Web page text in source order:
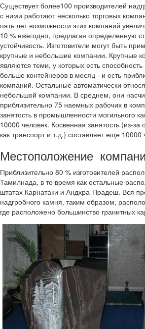
Существует более100 производителей
с ними работают несколько торговых
пять лет возможности этих компаний
10 % ежегодно, предлагая определенную
устойчивость. Изготовители могут быть
крупные и небольшие компании. Крупные
являются теми, у которых есть
больше контейнеров в месяц - и есть
компаний. Остальные автоматически
небольшой компании. В среднем, они
приблизительно 75 наемных рабочих в
занятость в промышленности могильного
10000 человек. Косвенная занятость (из-за
как транспорт и т.д.) составляет еще 10000
Местоположение
Приблизительно 80 % изготовителей
Тамилнада, в то время как остальные
штатах Карнатаки и Андхра-Прадеш. Вся
надгробного камня, таким образом,
где расположено большинство гранитных